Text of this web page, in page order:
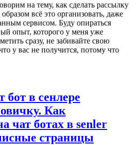
на тему, как сделать рассылку
всё это организовать, даже
сервисом. Буду опираться
опыт, которого у меня уже
сразу, не забивайте свою
у вас не получится, потому что
бот в сенлере
Как
чат ботах в senler
страницы